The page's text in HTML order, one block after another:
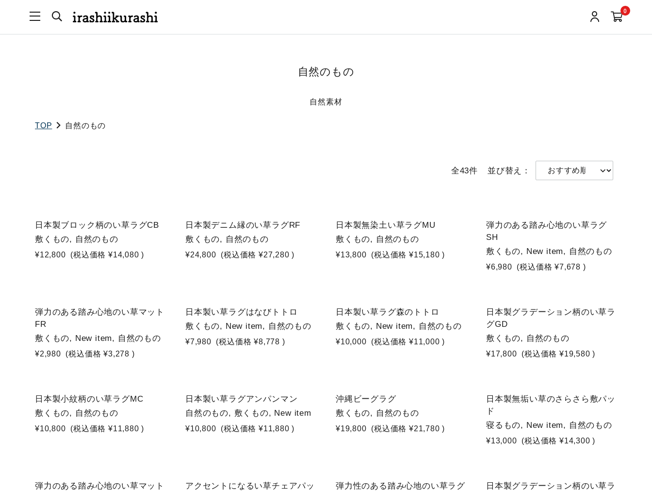
0
自然のもの
自然素材
TOP 自然のもの
全43件 並び替え：
日本製ブロック柄のい草ラグCB
敷くもの, 自然のもの
¥12,800 (税込価格 ¥14,080 )
日本製デニム縁のい草ラグRF
敷くもの, 自然のもの
¥24,800 (税込価格 ¥27,280 )
日本製無染土い草ラグMU
敷くもの, 自然のもの
¥13,800 (税込価格 ¥15,180 )
NEW
弾力のある踏み心地のい草ラグ
SH
敷くもの, New item, 自然のもの
¥6,980 (税込価格 ¥7,678 )
NEW
弾力のある踏み心地のい草マット
FR
敷くもの, New item, 自然のもの
¥2,980 (税込価格 ¥3,278 )
NEW
日本製い草ラグはなびトトロ
敷くもの, New item, 自然のもの
¥7,980 (税込価格 ¥8,778 )
NEW
日本製い草ラグ森のトトロ
敷くもの, New item, 自然のもの
¥10,000 (税込価格 ¥11,000 )
日本製グラデーション柄のい草ラ
グGD
敷くもの, 自然のもの
¥17,800 (税込価格 ¥19,580 )
日本製小紋柄のい草ラグMC
敷くもの, 自然のもの
¥10,800 (税込価格 ¥11,880 )
日本製い草ラグアンパンマン
自然のもの, 敷くもの, New item
¥10,800 (税込価格 ¥11,880 )
沖縄ビーグラグ
敷くもの, 自然のもの
¥19,800 (税込価格 ¥21,780 )
NEW
日本製無垢い草のさらさら敷パッ
ド
寝るもの, New item, 自然のもの
¥13,000 (税込価格 ¥14,300 )
NEW
弾力のある踏み心地のい草マット
NEW
アクセントになるい草チェアパッ
NEW
弾力性のある踏み心地のい草ラグ
日本製グラデーション柄のい草ラ